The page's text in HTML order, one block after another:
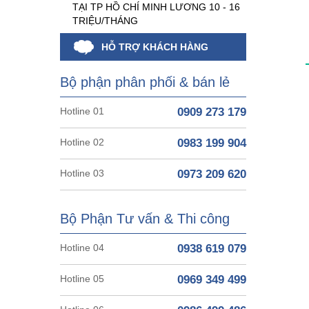
TẠI TP HỒ CHÍ MINH LƯƠNG 10 - 16
TRIỆU/THÁNG
HỖ TRỢ KHÁCH HÀNG
Bộ phận phân phối & bán lẻ
Hotline 01 0909 273 179
Hotline 02 0983 199 904
Hotline 03 0973 209 620
Bộ Phận Tư vấn & Thi công
Hotline 04 0938 619 079
Hotline 05 0969 349 499